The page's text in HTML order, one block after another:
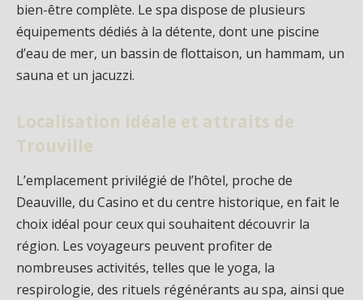
bien-être complète. Le spa dispose de plusieurs
équipements dédiés à la détente, dont une piscine
d’eau de mer, un bassin de flottaison, un hammam, un
sauna et un jacuzzi.
Localisation idéale et attraits de
Trouville
L’emplacement privilégié de l’hôtel, proche de
Deauville, du Casino et du centre historique, en fait le
choix idéal pour ceux qui souhaitent découvrir la
région. Les voyageurs peuvent profiter de
nombreuses activités, telles que le yoga, la
respirologie, des rituels régénérants au spa, ainsi que